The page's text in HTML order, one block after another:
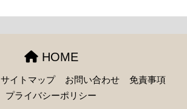
HOME
サイトマップ お問い合わせ
免責事項
プライバシーポリシー